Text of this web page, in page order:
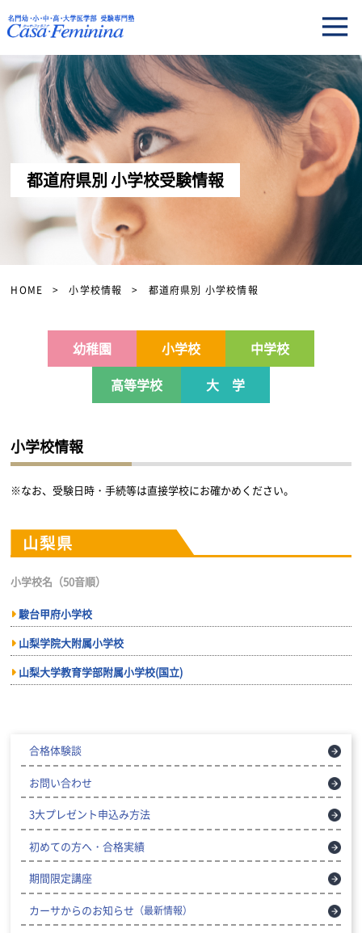
都道府県別 小学校受験情報
HOME 小学校情報 都道府県別 小学校情報
幼稚園 小学校
中学校
高等学校
大 学
小学校情報
※なお、受験日時・手続等は直接学校にお確かめください。
山梨県
小学校名（50音順）
駿台甲府小学校
山梨学院大附属小学校
山梨大学教育学部附属小学校(国立)
合格体験談
お問い合わせ
3大プレゼント申込み方法
初めての方へ・合格実績
期間限定講座
カーサからのお知らせ （最新情報）